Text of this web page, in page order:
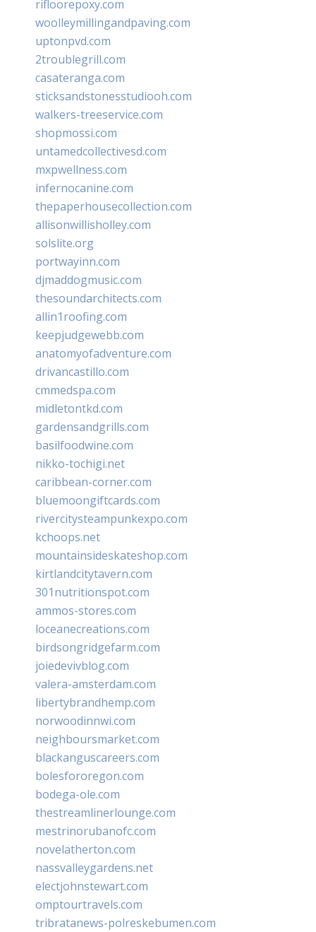
rifloorepoxy.com
woolleymillingandpaving.com
uptonpvd.com
2troublegrill.com
casateranga.com
sticksandstonesstudiooh.com
walkers-treeservice.com
shopmossi.com
untamedcollectivesd.com
mxpwellness.com
infernocanine.com
thepaperhousecollection.com
allisonwillisholley.com
solslite.org
portwayinn.com
djmaddogmusic.com
thesoundarchitects.com
allin1roofing.com
keepjudgewebb.com
anatomyofadventure.com
drivancastillo.com
cmmedspa.com
midletontkd.com
gardensandgrills.com
basilfoodwine.com
nikko-tochigi.net
caribbean-corner.com
bluemoongiftcards.com
rivercitysteampunkexpo.com
kchoops.net
mountainsideskateshop.com
kirtlandcitytavern.com
301nutritionspot.com
ammos-stores.com
loceanecreations.com
birdsongridgefarm.com
joiedevivblog.com
valera-amsterdam.com
libertybrandhemp.com
norwoodinnwi.com
neighboursmarket.com
blackanguscareers.com
bolesfororegon.com
bodega-ole.com
thestreamlinerlounge.com
mestrinorubanofc.com
novelatherton.com
nassvalleygardens.net
electjohnstewart.com
omptourtravels.com
tribratanews-polreskebumen.com